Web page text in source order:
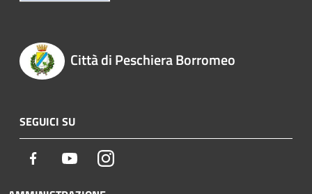
Città di Peschiera Borromeo
SEGUICI SU
Facebook YoutubeInstagram